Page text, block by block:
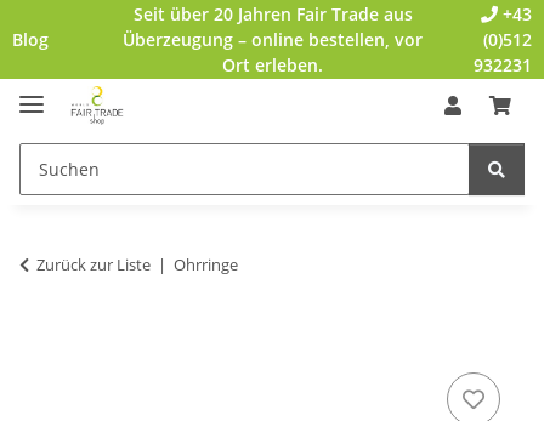
Blog
Seit über 20 Jahren Fair Trade aus
Überzeugung – online bestellen, vor
Ort erleben.
+43
(0)512
932231
Zurück zur Liste Ohrringe